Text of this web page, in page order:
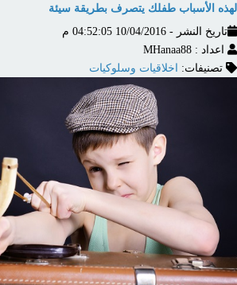
لهذه الأسباب طفلك يتصرف بطريقة سيئة
تاريخ النشر - 10/04/2016 04:52:05 م
اعداد : MHanaa88
تصنيفات:
اخلاقيات وسلوكيات